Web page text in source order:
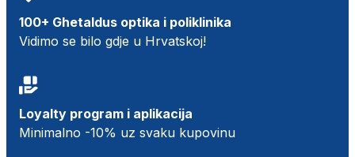
100+ Ghetaldus optika i poliklinika
Vidimo se bilo gdje u Hrvatskoj!
Loyalty program i aplikacija
Minimalno -10% uz svaku kupovinu